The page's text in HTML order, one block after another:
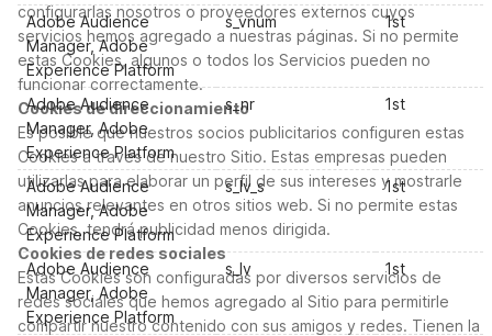
configurarlas nosotros o proveedores externos cuyos
servicios hemos agregado a nuestras páginas. Si no permite
estas Cookies, algunos o todos los Servicios pueden no
funcionar correctamente.
Cookies de direccionamiento
Es posible que nuestros socios publicitarios configuren estas
Cookies a través de nuestro Sitio. Estas empresas pueden
utilizarlas para elaborar un perfil de sus intereses y mostrarle
anuncios relevantes en otros sitios web. Si no permite estas
Cookies, tendrá publicidad menos dirigida.
Cookies de redes sociales
Estas Cookies son configuradas por diversos servicios de
redes sociales que hemos agregado al Sitio para permitirle
compartir nuestro contenido con sus amigos y redes. Tienen la
Adobe Audience
Manager, Adobe
Experience Platform
s_vnum 1st
Adobe Audience
Manager, Adobe
Experience Platform
s_nr 1st
Adobe Audience
Manager, Adobe
Experience Platform
s_lv_s 1st
Adobe Audience
Manager, Adobe
Experience Platform
s_lv 1st